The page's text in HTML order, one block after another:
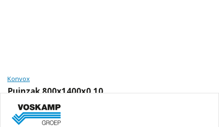
Konvox
Puinzak 800x1400x0,10
SKU1764370 Verpakt per